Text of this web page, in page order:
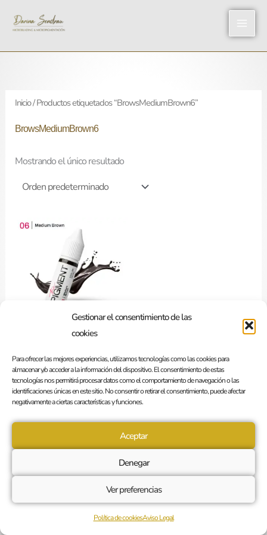
Gestionar el consentimiento de las
cookies
Para ofrecer las mejores experiencias, utilizamos tecnologías como las cookies para
almacenar y/o acceder a la información del dispositivo. El consentimiento de estas
tecnologías nos permitirá procesar datos como el comportamiento de navegación o las
identificaciones únicas en este sitio. No consentir o retirar el consentimiento, puede afectar
negativamente a ciertas características y funciones.
Aceptar
Denegar
Ver preferencias
Política de cookiesAviso Legal
Inicio/ Productos etiquetados “BrowsMediumBrown6”
BrowsMediumBrown6
Mostrando el único resultado
Medium Brown
49,00€Sin I.V.A
Añadir al carrito